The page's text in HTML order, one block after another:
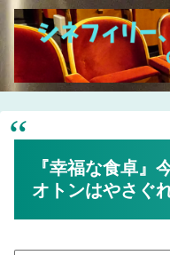
『幸福な食卓』
オトンはやさぐ